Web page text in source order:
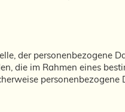
der personenbezogene
die im Rahmen eines
personenbezogene